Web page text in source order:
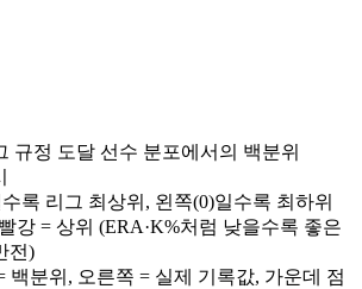
규정 도달 선수 분포에서의 백분위
록 리그 최상위, 왼쪽(0)일수록 최하위
강 = 상위 (ERA·K%처럼 낮을수록 좋은
전)
백분위, 오른쪽 = 실제 기록값, 가운데 점